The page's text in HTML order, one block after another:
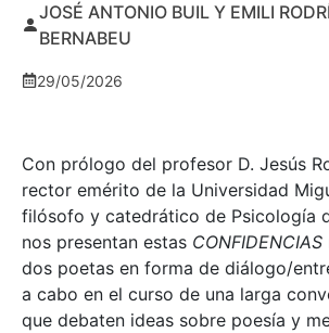
JOSÉ ANTONIO BUIL Y EMILI
BERNABEU
29/05/2026
Con prólogo del profesor D. Jesús
rector emérito de la Universidad
filósofo y catedrático de Psicología
nos presentan estas CONFIDENCIAS
dos poetas en forma de diálogo/
a cabo en el curso de una larga
que debaten ideas sobre poesía y